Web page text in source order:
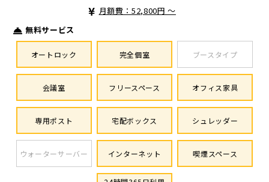
月額費：52,800円 ～
無料サービス
オートロック 完全個室 ブースタイプ
会議室 フリースペース オフィス家具
専用ポスト 宅配ボックス シュレッダー
ウォーターサーバー インターネット 喫煙スペース